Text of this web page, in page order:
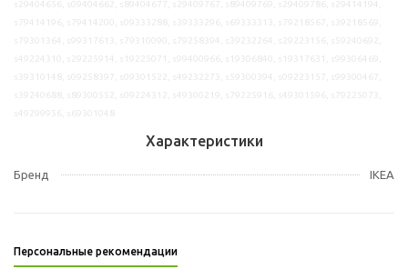
Характеристики
Бренд IKEA
Персональные рекомендации